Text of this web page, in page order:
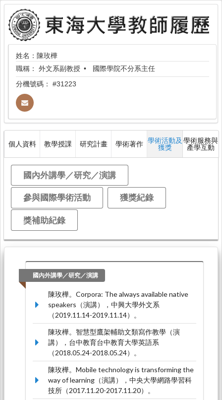
姓名：陳玫樺
職稱： 外文系副教授
國際學院不分系主任
分機號碼： #31223
個人資料 教學授課 研究計畫 學術著作 學術活動及
獲獎
學術服務與
產學互動
國內外講學／研究／演講
參與國際學術活動 獲獎紀錄
獎補助紀錄
國內外講學／研究／演講
陳玫樺。Corpora: The always available native
speakers（演講），中興大學外文系
（2019.11.14-2019.11.14）。
陳玫樺。智慧型鷹架輔助文類寫作教學（演
講），台中教育台中教育大學英語系
（2018.05.24-2018.05.24）。
陳玫樺。Mobile technology is transforming the
way of learning（演講），中央大學網路學習科
技所（2017.11.20-2017.11.20）。